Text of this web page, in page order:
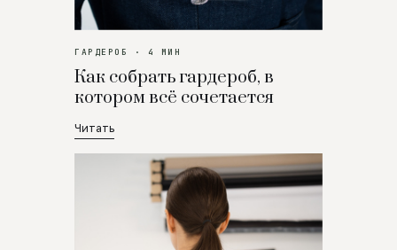
ГАРДЕРОБ · 4 МИН
Как собрать гардероб, в
котором всё сочетается
Читать